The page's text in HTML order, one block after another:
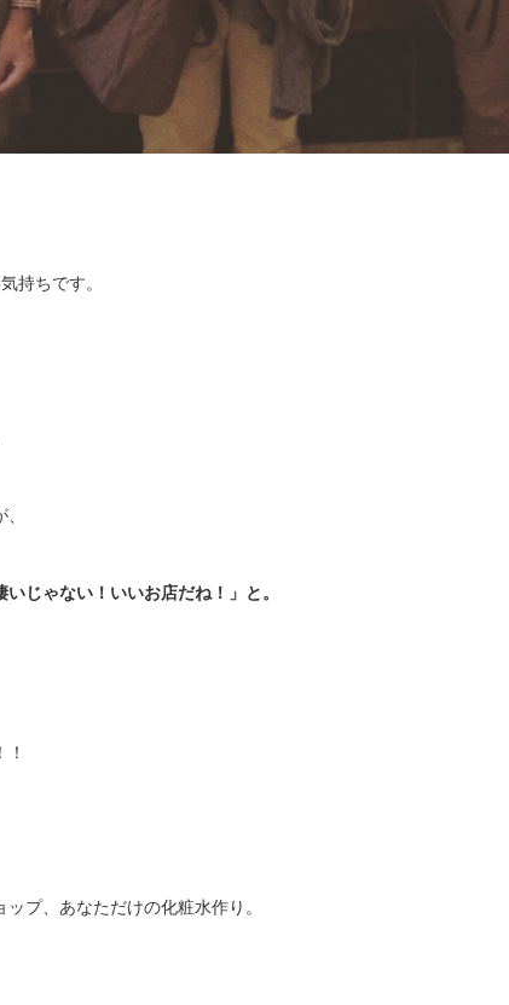
持ちです。
じゃない！いいお店だね！」と。
プ、あなただけの化粧水作り。